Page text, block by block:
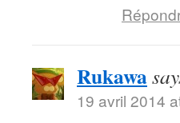
Rukawa
19 avril 2014